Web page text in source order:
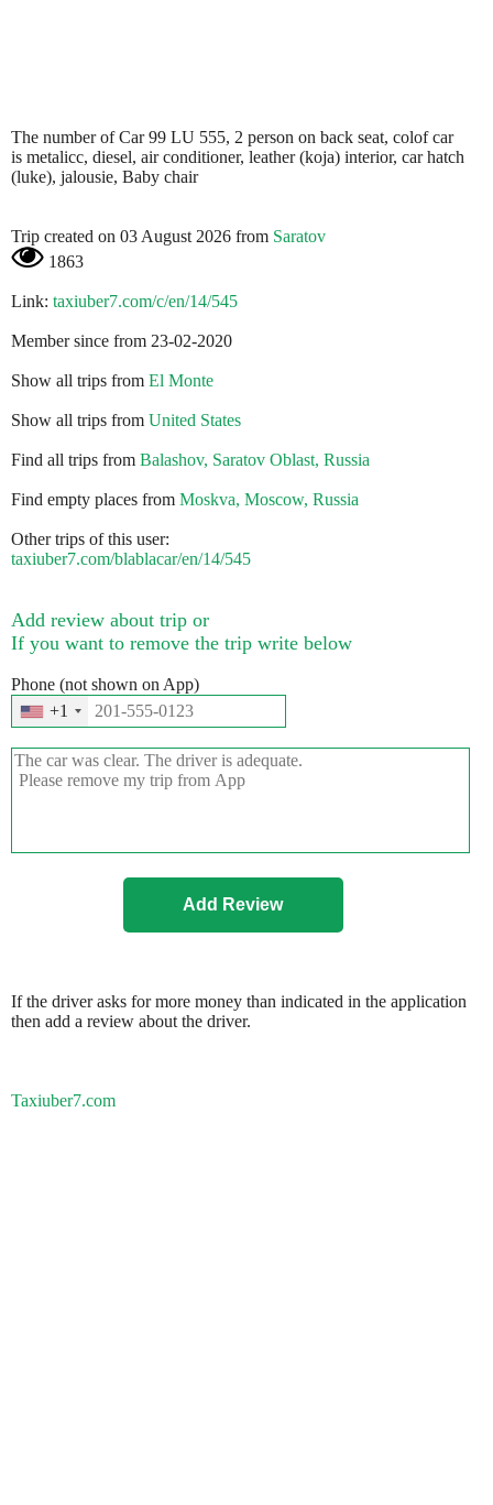
The number of Car 99 LU 555, 2 person on back seat, colof car
is metalicc, diesel, air conditioner, leather (koja) interior, car hatch
(luke), jalousie, Baby chair
Trip created on 03 August 2026 from Saratov
1863
Link: taxiuber7.com/c/en/14/545
Member since from 23-02-2020
Show all trips from El Monte
Show all trips from United States
Find all trips from Balashov, Saratov Oblast, Russia
Find empty places from Moskva, Moscow, Russia
Other trips of this user:
taxiuber7.com/blablacar/en/14/545
Add review about trip or
If you want to remove the trip write below
Phone (not shown on App)
+1
If the driver asks for more money than indicated in the application
then add a review about the driver.
Taxiuber7.com